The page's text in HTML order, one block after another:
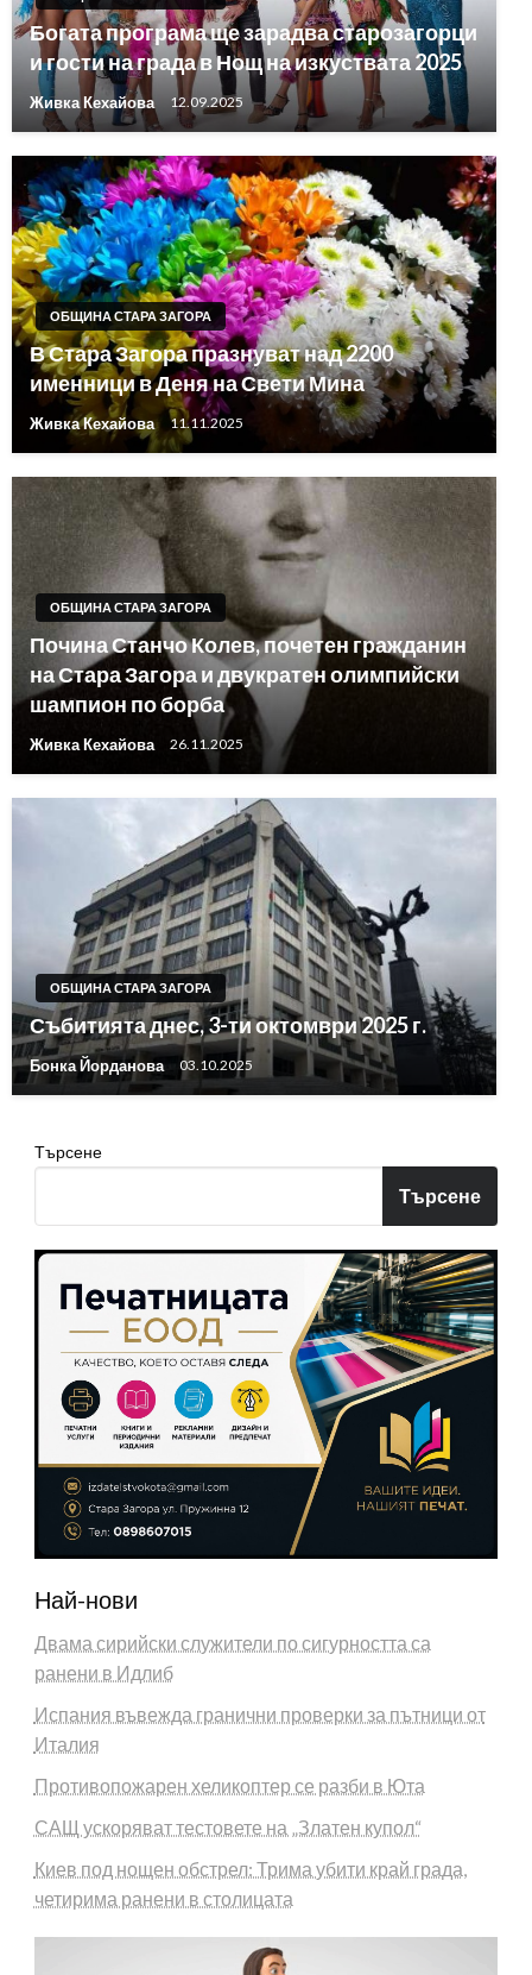
Богата програма ще зарадва старозагорци
и гости на града в Нощ на изкуствата 2025
Живка Кехайова 12.09.2025
ОБЩИНА СТАРА ЗАГОРА
В Стара Загора празнуват над 2200
именници в Деня на Свети Мина
Живка Кехайова 11.11.2025
ОБЩИНА СТАРА ЗАГОРА
Почина Станчо Колев, почетен гражданин
на Стара Загора и двукратен олимпийски
шампион по борба
Живка Кехайова 26.11.2025
ОБЩИНА СТАРА ЗАГОРА
Събитията днес, 3-ти октомври 2025 г.
Бонка Йорданова 03.10.2025
Търсене
Търсене
Най-нови
Двама сирийски служители по сигурността са
ранени в Идлиб
Испания въвежда гранични проверки за пътници от
Италия
Противопожарен хеликоптер се разби в Юта
САЩ ускоряват тестовете на „Златен купол“
Киев под нощен обстрел: Трима убити край града,
четирима ранени в столицата